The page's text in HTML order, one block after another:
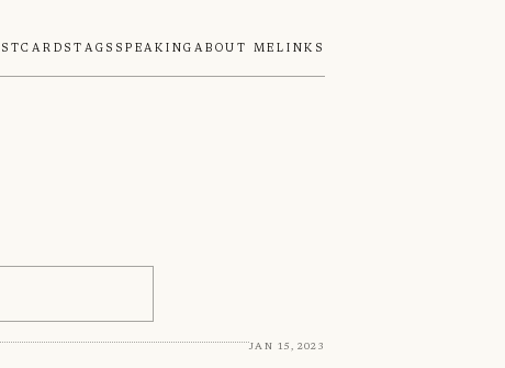
Tags SpeakingAbout MeLinks
Jan 15, 2023